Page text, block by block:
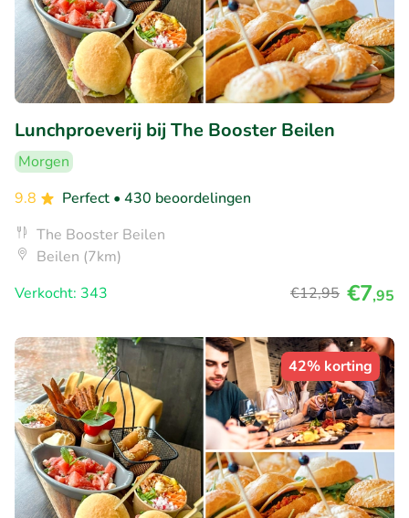
Lunchproeverij bij The Booster Beilen
Morgen
9.8
Perfect • 430 beoordelingen
The Booster Beilen
Beilen (7km)
Verkocht: 343
€12,95 €7,95
42% korting